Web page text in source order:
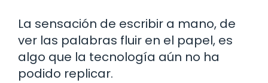
La sensación de escribir a mano, de
ver las palabras fluir en el papel, es
algo que la tecnología aún no ha
podido replicar.